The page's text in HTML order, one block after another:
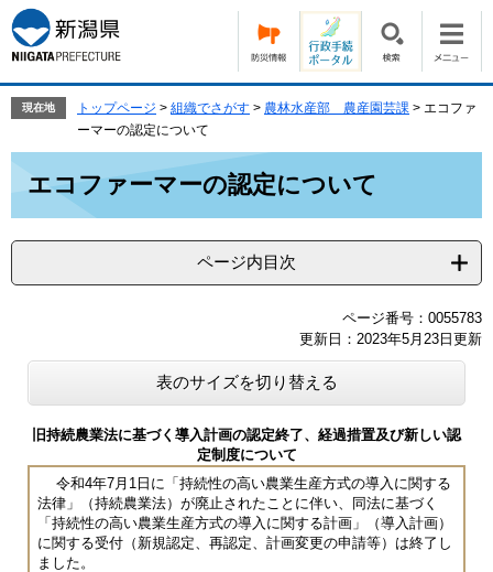
ー
ジ
の
で
ニ
ュ
ー
ば
本
文
現在地 トップページ > 組織でさがす > 農林水産部 農産園芸課 > エコファ
ーマーの認定について
エコファーマーの認定について
ページ内目次
ページ番号：0055783
更新日：2023年5月23日更新
表のサイズを切り替える
旧持続農業法に基づく導入計画の認定終了、経過措置及び新しい認
定制度について
令和4年7月1日に「持続性の高い農業生産方式の導入に関する
法律」（持続農業法）が廃止されたことに伴い、同法に基づく
「持続性の高い農業生産方式の導入に関する計画」（導入計画）
に関する受付（新規認定、再認定、計画変更の申請等）は終了し
ました。